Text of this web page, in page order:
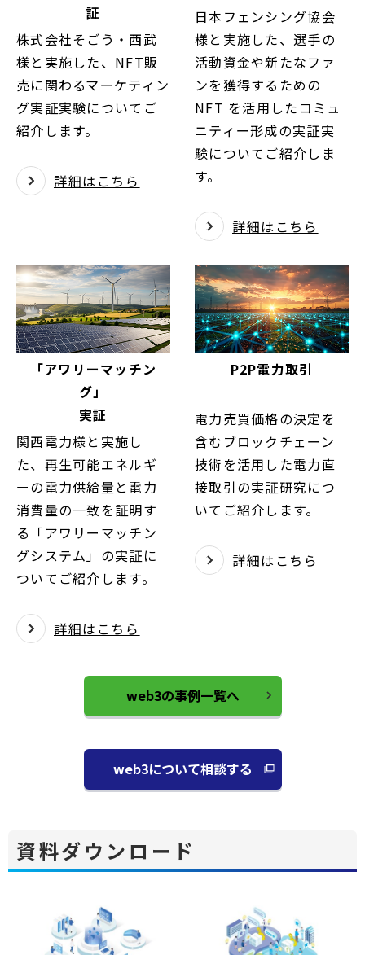
証
株式会社そごう・西武
様と実施した、NFT販
売に関わるマーケティン
グ実証実験についてご
紹介します。
詳細はこちら
日本フェンシング協会
様と実施した、選手の
活動資金や新たなファ
ンを獲得するための
NFT を活用したコミュ
ニティー形成の実証実
験についてご紹介しま
す。
詳細はこちら
「アワリーマッチン
グ」
実証
関西電力様と実施し
た、再生可能エネルギ
ーの電力供給量と電力
消費量の一致を証明す
る「アワリーマッチン
グシステム」の実証に
ついてご紹介します。
詳細はこちら
P2P電力取引
電力売買価格の決定を
含むブロックチェーン
技術を活用した電力直
接取引の実証研究につ
いてご紹介します。
詳細はこちら
web3の事例一覧へ
web3について相談する 別
ウ
ウ
開
く
資料ダウンロード